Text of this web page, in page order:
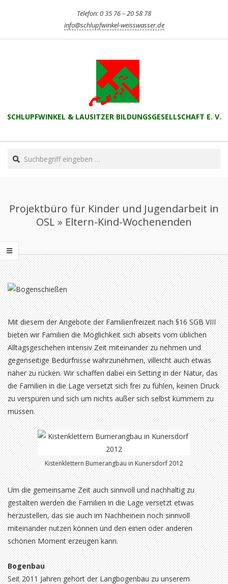
Telefon: 0 35 76 – 20 58 78
info@schlupfwinkel-weisswasser.de
SCHLUPFWINKEL & LAUSITZER BILDUNGSGESELLSCHAFT E. V.
Navigation
Search
Projektbüro für Kinder und Jugendarbeit in
OSL » Eltern-Kind-Wochenenden
Mit diesem der Angebote der Familienfreizeit nach §16 SGB VIII
bieten wir Familien die Möglichkeit sich abseits vom üblichen
Alltagsgeschehen intensiv Zeit miteinander zu nehmen und
gegenseitige Bedürfnisse wahrzunehmen, villeicht auch etwas
näher zu rücken. Wir schaffen dabei ein Setting in der Natur, das
die Familien in die Lage versetzt sich frei zu fühlen, keinen Druck
zu verspüren und sich um nichts außer sich selbst kümmern zu
müssen.
Kistenklettern Bumerangbau in Kunersdorf 2012
Um die gemeinsame Zeit auch sinnvoll und nachhaltig zu
gestalten werden die Familien in die Lage versetzt etwas
herzustellen, das sie auch im Nachheinein noch sinnvoll
miteinander nutzen können und den einen oder anderen
schönen Moment erzeugen kann.
Bogenbau
Seit 2011 Jahren gehört der Langbogenbau zu unserem